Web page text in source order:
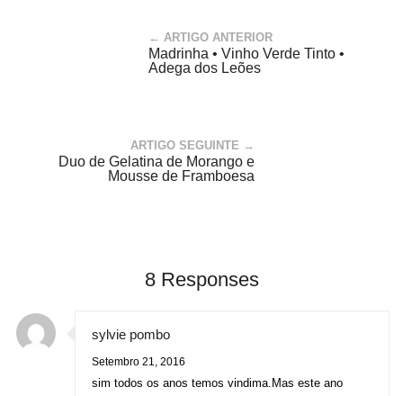
← ARTIGO ANTERIOR
Madrinha • Vinho Verde Tinto •
Adega dos Leões
ARTIGO SEGUINTE →
Duo de Gelatina de Morango e
Mousse de Framboesa
8 Responses
sylvie pombo
Setembro 21, 2016
sim todos os anos temos vindima.Mas este ano